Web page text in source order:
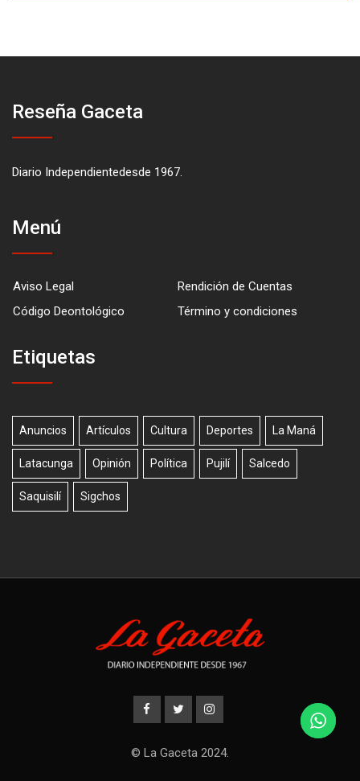
Reseña Gaceta
Diario Independientedesde 1967.
Menú
Aviso Legal
Rendición de Cuentas
Código Deontológico
Término y condiciones
Etiquetas
Anuncios Artículos Cultura Deportes La Maná
Latacunga Opinión Política Pujilí Salcedo
Saquisilí Sigchos
© La Gaceta 2024.